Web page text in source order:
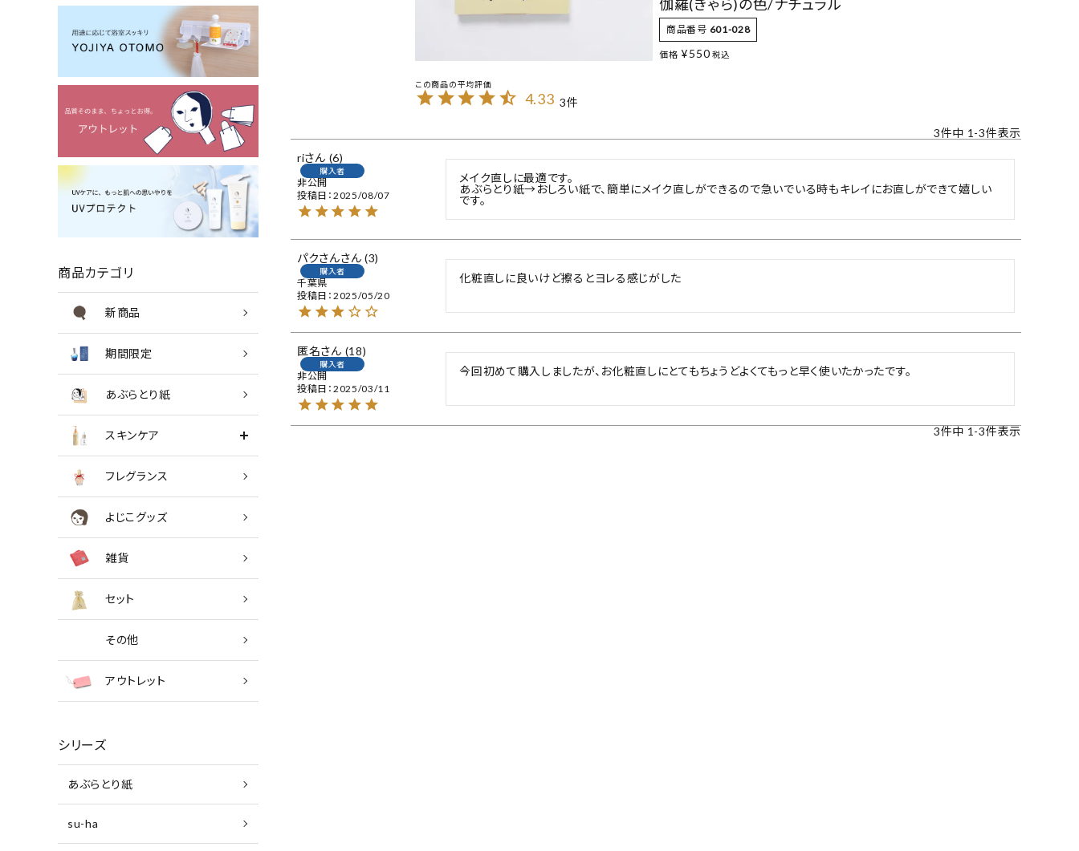
商品カテゴリ
新商品
期間限定
あぶらとり紙
スキンケア
フレグランス
よじこグッズ
雑貨
セット
その他
アウトレット
シリーズ
あぶらとり紙
su-ha
伽羅(きゃら)の色/ナチュラル
商品番号 601-028
価格 ¥550 税込
4.33 3
3件中 1 -3件表示
ri
6
購入者
非公開
投稿日 2025/08/07
メイク直しに最適です。
あぶらとり紙→おしろい紙で、簡単にメイク直しができるので急いでいる時もキレイにお直しができて嬉しい
です。
パクさん 3
購入者
千葉県
投稿日 2025/05/20
化粧直しに良いけど擦るとヨレる感じがした
匿名 18
購入者
非公開
投稿日 2025/03/11
今回初めて購入しましたが、お化粧直しにとてもちょうどよくてもっと早く使いたかったです。
3件中 1 -3件表示